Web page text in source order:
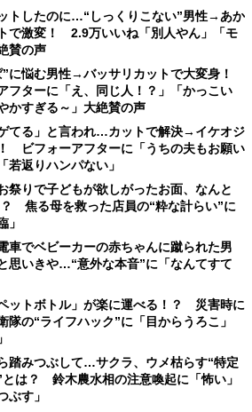
トしたのに…“しっくりこない”男性→あか
で激変！ 2.9万いいね「別人やん」「モ
賛の声
”に悩む男性→バッサリカットで大変身！
フターに「え、同じ人！？」「かっこい
かすぎる～」大絶賛の声
てる」と言われ…カットで解決→イケオジ
ビフォーアフターに「うちの夫もお願い
若返りハンパない」
祭りで子どもが欲しがったお面、なんと
焦る母を救った店員の“粋な計らい”に
」
車でベビーカーの赤ちゃんに蹴られた男
いきや…“意外な本音”に「なんてすて
ットボトル」が楽に運べる！？ 災害時に
隊の“ライフハック”に「目からうろこ」
踏みつぶして…サクラ、ウメ枯らす“特定
とは？ 鈴木農水相の注意喚起に「怖い」
ぶす」